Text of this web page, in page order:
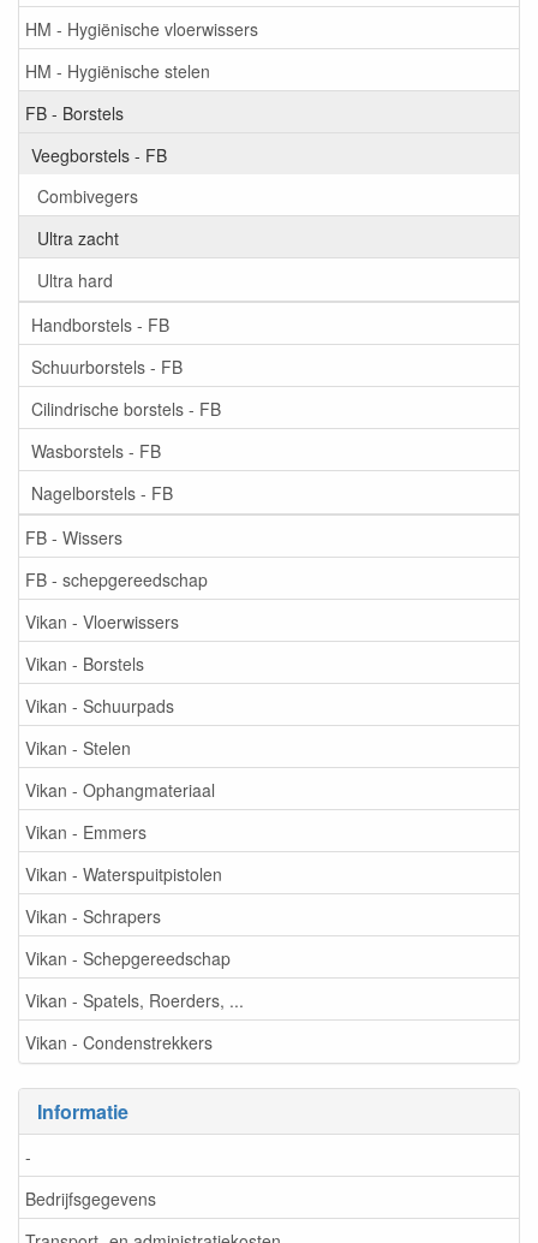
HM - Hygiënische vloerwissers
HM - Hygiënische stelen
FB - Borstels
Veegborstels - FB
Combivegers
Ultra zacht
Ultra hard
Handborstels - FB
Schuurborstels - FB
Cilindrische borstels - FB
Wasborstels - FB
Nagelborstels - FB
FB - Wissers
FB - schepgereedschap
Vikan - Vloerwissers
Vikan - Borstels
Vikan - Schuurpads
Vikan - Stelen
Vikan - Ophangmateriaal
Vikan - Emmers
Vikan - Waterspuitpistolen
Vikan - Schrapers
Vikan - Schepgereedschap
Vikan - Spatels, Roerders, ...
Vikan - Condenstrekkers
Informatie
-
Bedrijfsgegevens